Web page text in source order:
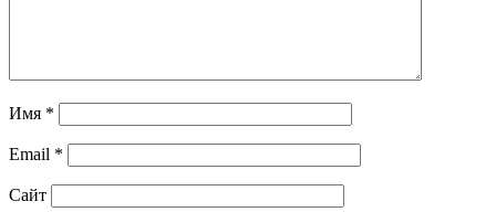
Имя *
Email *
Сайт